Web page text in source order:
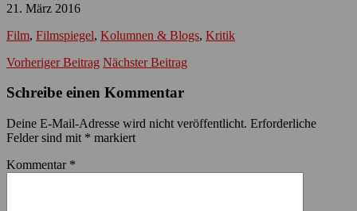
21. März 2016
Film, Filmspiegel, Kolumnen & Blogs, Kritik
Vorheriger Beitrag Nächster Beitrag
Schreibe einen Kommentar
Deine E-Mail-Adresse wird nicht veröffentlicht. Erforderliche
Felder sind mit * markiert
Kommentar *